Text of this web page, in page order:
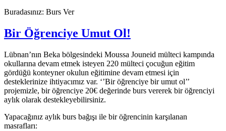
Buradasınız: Burs Ver
Bir Öğrenciye Umut Ol!
Lübnan’nın Beka bölgesindeki Moussa Jouneid mülteci kampında
okullarına devam etmek isteyen 220 mülteci çocuğun eğitim
gördüğü konteyner okulun eğitimine devam etmesi için
desteklerinize ihtiyacımız var. ‘’Bir öğrenciye bir umut ol’’
projemizle, bir öğrenciye 20€ değerinde burs vererek bir öğrenciyi
aylık olarak destekleyebilirsiniz.
Yapacağınız aylık burs bağışı ile bir öğrencinin karşılanan
masrafları: